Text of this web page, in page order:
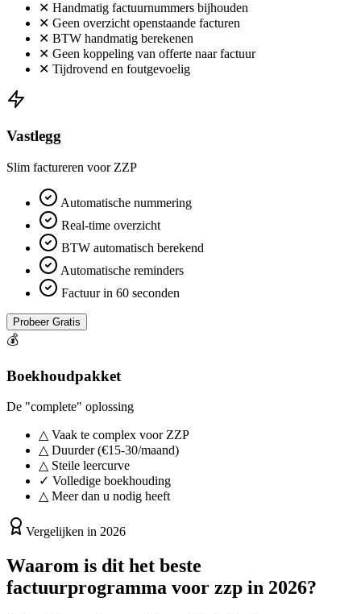
✕ Handmatig factuurnummers bijhouden
✕ Geen overzicht openstaande facturen
✕ BTW handmatig berekenen
✕ Geen koppeling van offerte naar factuur
✕ Tijdrovend en foutgevoelig
Vastlegg
Slim factureren voor ZZP
Automatische nummering
Real-time overzicht
BTW automatisch berekend
Automatische reminders
Factuur in 60 seconden
Probeer Gratis
💰
Boekhoudpakket
De "complete" oplossing
△ Vaak te complex voor ZZP
△ Duurder (€15-30/maand)
△ Steile leercurve
✓ Volledige boekhouding
△ Meer dan u nodig heeft
Vergelijken in 2026
Waarom is dit het beste
factuurprogramma voor zzp in 2026?